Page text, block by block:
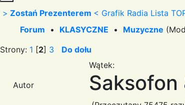
> Zostań Prezenterem < Grafik Radia Lista
Forum • KLASYCZNE • Muzyczne
Strony: 1 [2] 3 Do dołu
Autor
Wątek:
Saksofon